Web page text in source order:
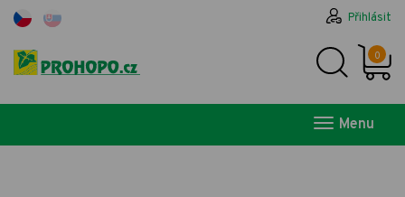
Přihlásit
0
Menu